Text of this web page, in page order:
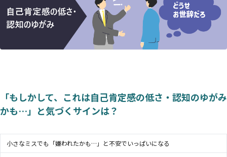
「もしかして、これは自己肯定感の低さ・認知のゆがみ
かも…」と気づくサインは？
小さなミスでも「嫌われたかも…」と不安でいっぱいになる